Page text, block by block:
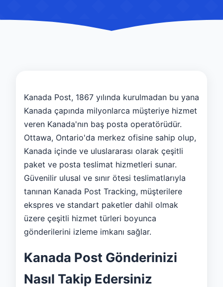
Kanada Post, 1867 yılında kurulmadan bu yana
Kanada çapında milyonlarca müşteriye hizmet
veren Kanada'nın baş posta operatörüdür.
Ottawa, Ontario'da merkez ofisine sahip olup,
Kanada içinde ve uluslararası olarak çeşitli
paket ve posta teslimat hizmetleri sunar.
Güvenilir ulusal ve sınır ötesi teslimatlarıyla
tanınan Kanada Post Tracking, müşterilere
ekspres ve standart paketler dahil olmak
üzere çeşitli hizmet türleri boyunca
gönderilerini izleme imkanı sağlar.
Kanada Post Gönderinizi
Nasıl Takip Edersiniz